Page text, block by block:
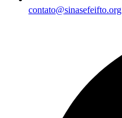
contato@sinasefeifto.org